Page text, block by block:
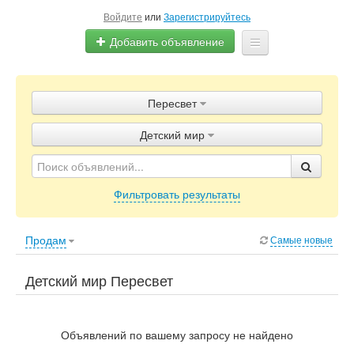
Войдите или Зарегистрируйтесь
Добавить объявление
Объявления
Блог
Пересвет
Детский мир
Фильтровать результаты
Продам Самые новые
Детский мир Пересвет
Объявлений по вашему запросу не найдено